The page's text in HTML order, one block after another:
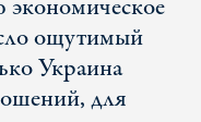
экономическое
ощутимый
Украина
для